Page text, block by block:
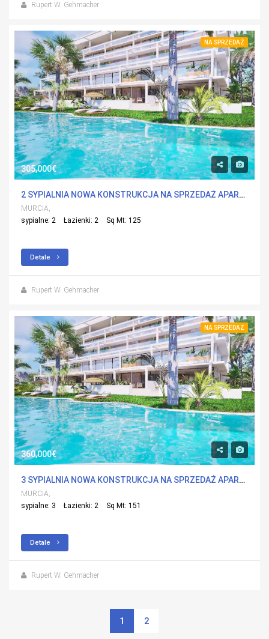
Rupert W. Gehmacher
NA SPRZEDAŻ
305,000€
2 SYPIALNIA NOWA KONSTRUKCJA NA SPRZEDAŻ APARTMENT W ISLAS MENORES, MURCIA Z BASENEM
MURCIA,
sypialne: 2
Łazienki: 2 Sq Mt: 125
Detale
Rupert W. Gehmacher
NA SPRZEDAŻ
360,000€
3 SYPIALNIA NOWA KONSTRUKCJA NA SPRZEDAŻ APARTMENT W ISLAS MENORES, MURCIA Z BASENEM
MURCIA,
sypialne: 3
Łazienki: 2 Sq Mt: 151
Detale
Rupert W. Gehmacher
1 2